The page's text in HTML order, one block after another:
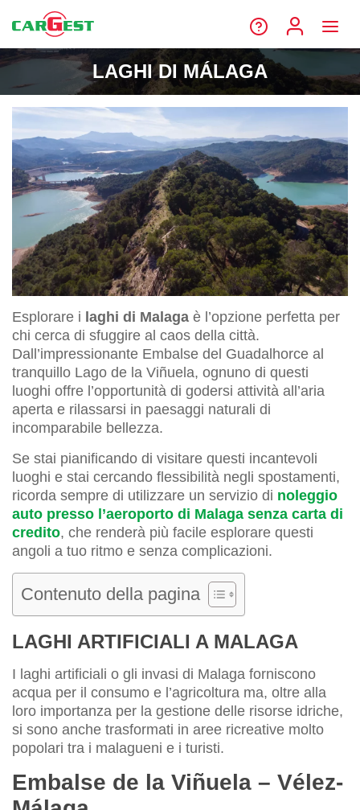
LAGHI DI MÁLAGA
Esplorare i laghi di Malaga è l’opzione perfetta per
chi cerca di sfuggire al caos della città.
Dall’impressionante Embalse del Guadalhorce al
tranquillo Lago de la Viñuela, ognuno di questi
luoghi offre l’opportunità di godersi attività all’aria
aperta e rilassarsi in paesaggi naturali di
incomparabile bellezza.
Se stai pianificando di visitare questi incantevoli
luoghi e stai cercando flessibilità negli spostamenti,
ricorda sempre di utilizzare un servizio di noleggio
auto presso l’aeroporto di Malaga senza carta di
credito, che renderà più facile esplorare questi
angoli a tuo ritmo e senza complicazioni.
Contenuto della pagina
LAGHI ARTIFICIALI A MALAGA
I laghi artificiali o gli invasi di Malaga forniscono
acqua per il consumo e l’agricoltura ma, oltre alla
loro importanza per la gestione delle risorse idriche,
si sono anche trasformati in aree ricreative molto
popolari tra i malagueni e i turisti.
Embalse de la Viñuela – Vélez-